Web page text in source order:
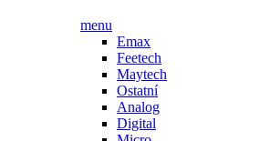
menu
Emax
Feetech
Maytech
Ostatní
Analog
Digital